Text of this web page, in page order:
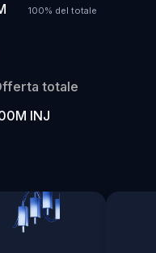
100% del totale
totale
INJ